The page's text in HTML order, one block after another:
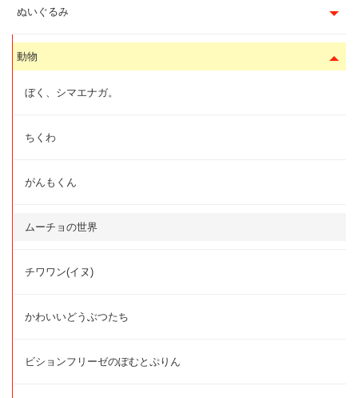
ぬいぐるみ
動物
ぼく、シマエナガ。
ちくわ
がんもくん
ムーチョの世界
チワワン(イヌ)
かわいいどうぶつたち
ビションフリーゼのぽむとぷりん